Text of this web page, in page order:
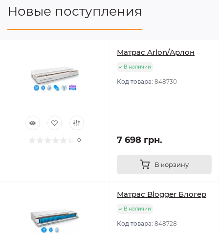
Новые поступления
0
Матрас Arlon/Арлон
В наличии
Код товара: 848730
7 698 грн.
В корзину
Матрас Blogger Блогер
В наличии
Код товара: 848728